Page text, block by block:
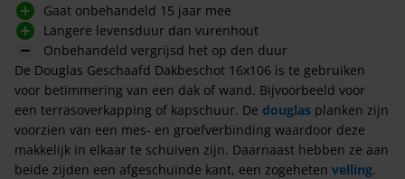
Gaat onbehandeld 15 jaar mee
Langere levensduur dan vurenhout
Onbehandeld vergrijsd het op den duur
De Douglas Geschaafd Dakbeschot 16x106 is te gebruiken
voor betimmering van een dak of wand. Bijvoorbeeld voor
een terrasoverkapping of kapschuur. De douglas planken zijn
voorzien van een mes- en groefverbinding waardoor deze
makkelijk in elkaar te schuiven zijn. Daarnaast hebben ze aan
beide zijden een afgeschuinde kant, een zogeheten velling.